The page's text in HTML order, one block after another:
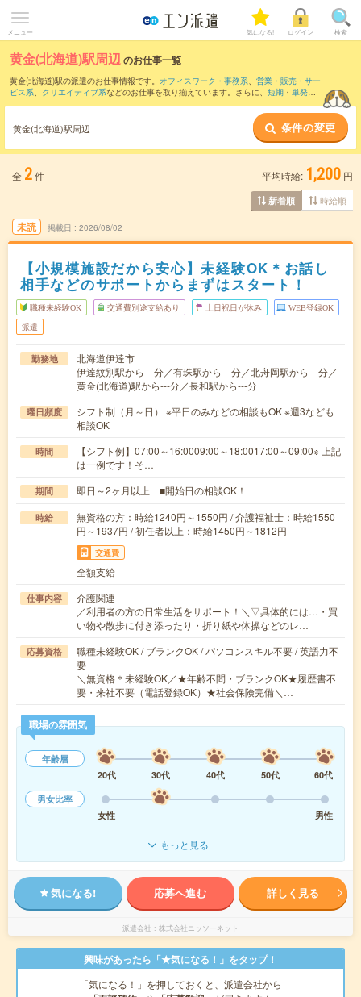
メニュー 気になる! ログイン 検索
黄金(北海道)駅周辺のお仕事一覧
黄金(北海道)駅の派遣のお仕事情報です。 オフィスワーク・事務系、 営業・販売・サー
ビス系、 クリエイティブ系などのお仕事を取り揃えています。さらに、 短期 ・ 単発な
また、東室蘭駅・伊達紋別駅
など近隣駅のお仕事もご確
認いただけます。
黄金(北海道)駅周辺 条件の変更
全 2件 平均時給: 1,200 円
新着順 時給順
未読 掲載日 2026/08/02
【小規模施設だから安心】未経験OK＊お話し
相手などのサポートからまずはスタート！
職種未経験OK 交通費別途支給あり 土日祝日が休み WEB登録OK
派遣
勤務地
北海道伊達市
伊達紋別駅から---分／有珠駅から---分／北舟岡駅から---分／
黄金(北海道)駅から---分／長和駅から---分
曜日頻度
シフト制（月～日） ※平日のみなどの相談もOK ※週3なども
相談OK
時間
【シフト例】07:00～16:0009:00～18:0017:00～09:00※ 上記
は一例です！そ…
期間 即日～2ヶ月以上 ■開始日の相談OK！
時給
無資格の方：時給1240円～1550円 / 介護福祉士：時給1550
円～1937円 / 初任者以上：時給1450円～1812円
交通費
全額支給
仕事内容
介護関連
／利用者の方の日常生活をサポート！＼▽具体的には…・買
い物や散歩に付き添ったり・折り紙や体操などのレ…
応募資格
職種未経験OK / ブランクOK / パソコンスキル不要 / 英語力不
要
＼無資格＊未経験OK／★年齢不問・ブランクOK★履歴書不
要・来社不要（電話登録OK）★社会保険完備＼…
職場の雰囲気
年齢層
20代
30代 40代 50代
60代
男女比率
女性
男性
もっと見る
気になる! 応募へ進む 詳しく見る
派遣会社 株式会社ニッソーネット
興味があったら「★気になる！」をタップ！
「気になる！」を押しておくと、派遣会社から